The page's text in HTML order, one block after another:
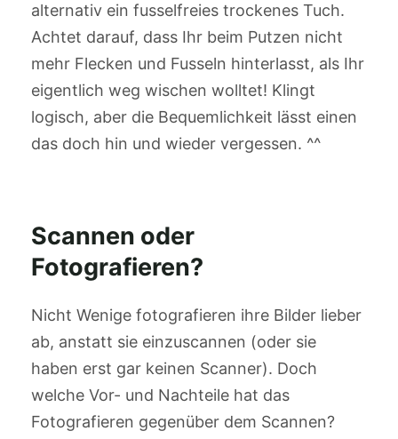
alternativ ein fusselfreies trockenes Tuch.
Achtet darauf, dass Ihr beim Putzen nicht
mehr Flecken und Fusseln hinterlasst, als Ihr
eigentlich weg wischen wolltet! Klingt
logisch, aber die Bequemlichkeit lässt einen
das doch hin und wieder vergessen. ^^
Scannen oder
Fotografieren?
Nicht Wenige fotografieren ihre Bilder lieber
ab, anstatt sie einzuscannen (oder sie
haben erst gar keinen Scanner). Doch
welche Vor- und Nachteile hat das
Fotografieren gegenüber dem Scannen?